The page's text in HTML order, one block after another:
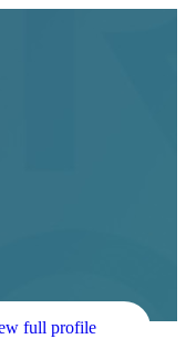
full profile